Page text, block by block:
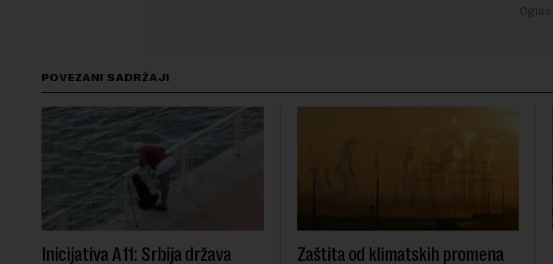
POVEZANI SADRŽAJI
Inicijativa A11: Srbija država Zaštita od klimatskih promena